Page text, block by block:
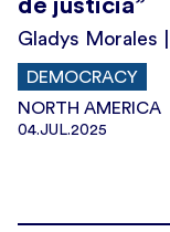
de justicia”
Gladys Morales
DEMOCRACY
NORTH AMERICA
04.JUL.2025